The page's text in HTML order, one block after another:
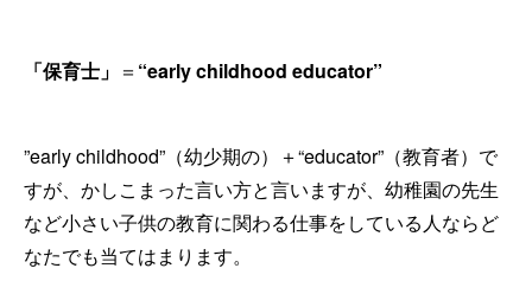
「保育士」 ＝ “early childhood educator”
”early childhood”（幼少期の）＋“educator”（教育者）で
すが、かしこまった言い方と言いますが、幼稚園の先生
など小さい子供の教育に関わる仕事をしている人ならど
なたでも当てはまります。